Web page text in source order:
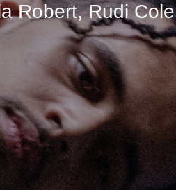
Robert, Rudi Cole